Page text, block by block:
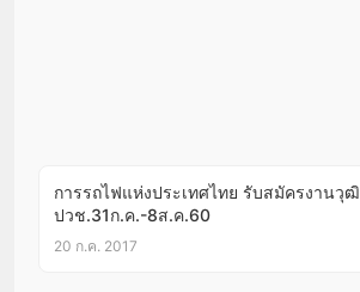
การรถไฟแห่งประเทศไทย รับสมัครงานวุฒิ
ปวช.31ก.ค.-8ส.ค.60
20 ก.ค. 2017